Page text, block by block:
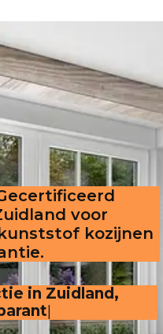
voor
kozijnen
in Zuidland,
offerte